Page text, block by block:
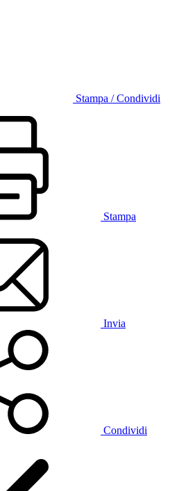
Stampa / Condividi
Stampa
Invia
Condividi